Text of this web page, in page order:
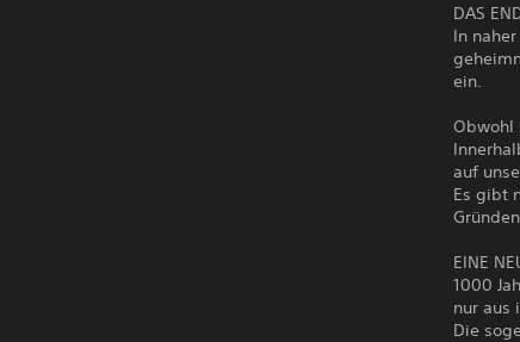
DAS
In
ein.
Obwohl
auf
Es gibt
EINE
1000
nur aus
Die